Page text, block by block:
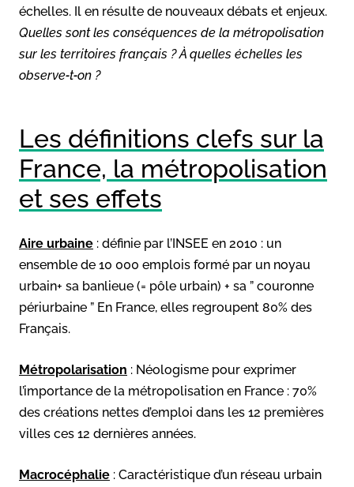
échelles. Il en résulte de nouveaux débats et enjeux.
Quelles sont les conséquences de la métropolisation
sur les territoires français ? À quelles échelles les
observe‑t‑on ?
Les définitions clefs sur la
France, la métropolisation
et ses effets
Aire urbaine : définie par l’INSEE en 2010 : un
ensemble de 10 000 emplois formé par un noyau
urbain+ sa banlieue (= pôle urbain) + sa ” couronne
périurbaine ” En France, elles regroupent 80% des
Français.
Métropolarisation : Néologisme pour exprimer
l’importance de la métropolisation en France : 70%
des créations nettes d’emploi dans les 12 premières
villes ces 12 dernières années.
Macrocéphalie : Caractéristique d’un réseau urbain